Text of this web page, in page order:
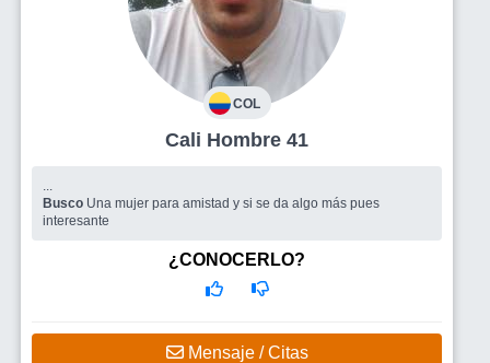
COL
Cali Hombre 41
...
Busco Una mujer para amistad y si se da algo más pues
interesante
¿CONOCERLO?
Mensaje / Citas